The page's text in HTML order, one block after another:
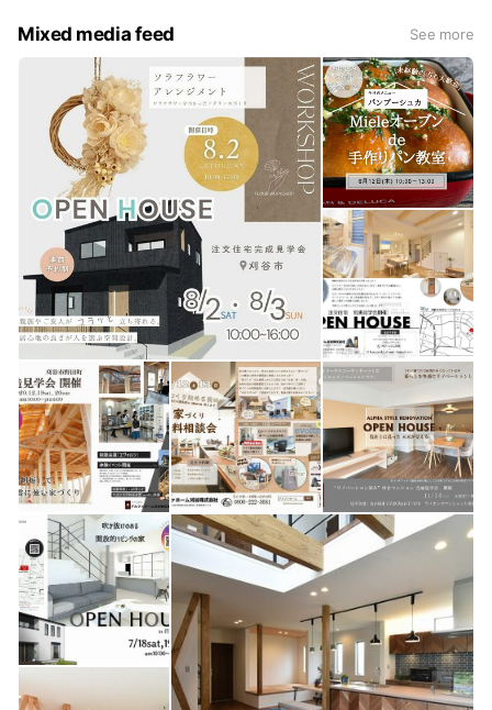
それは、快適な暮らし支え家族みんなが集まる居心地のよい
LDKをつくること。 そしてその中心となるものが「キッチ
ン」。 毎日そこで食事をつくり、家族みんながふれあい、話
をするのもおいしい食事があるから。 それを可能にするのが
どんなライフスタイルにも対応できるオーダーキッチン。 友
達がたくさん集まるキッチン。家族が集まりみんなで食事をつ
くるキッチン。 こだわりをもった厨房としてのキッチンなど
様々なシーンで活躍するキッチン。 当社ではキッチンからは
じめる家づくりのご提案をすすめています。 キッチンを中心
に笑顔があふれ、 明るい家庭を地元刈谷市を中心に一件でも
多くつくっていきたいと考えています。
Mixed media feed See more